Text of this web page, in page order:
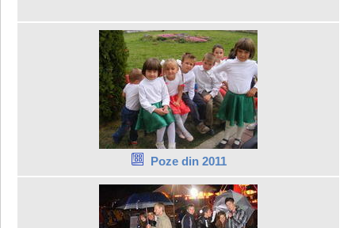
Poze din 2011